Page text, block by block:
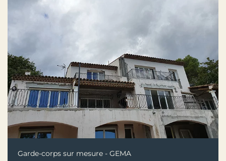
Garde-corps sur mesure - GEMA